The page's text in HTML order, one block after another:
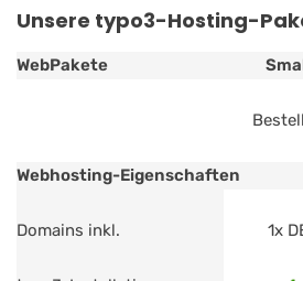
Unsere typo3-Hosting-
WebPakete
Webhosting-Eigenschaften
Domains inkl. 1x